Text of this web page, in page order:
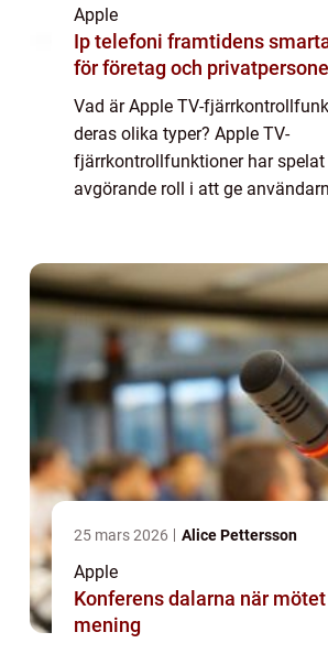
Apple
Ip telefoni framtidens smarta telefoni
för företag och
Vad är Apple TV-
deras olika typer? Apple TV-
fjärrkontrollfunktioner har spelat
avgörande roll i att ge
aspekterna av Apple TV-fjä...
25 mars 2026 Alice Pettersson
Apple
Konferens dalarna när mötet får extra
mening